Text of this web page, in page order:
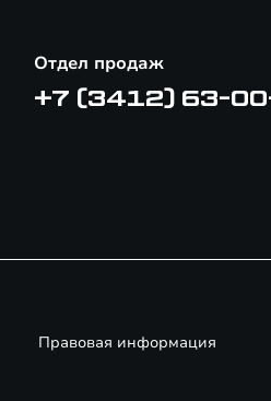
Отдел продаж
+7 (3412) 63-
Правовая информация